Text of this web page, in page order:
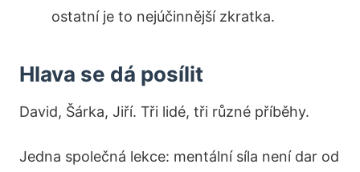
ostatní je to nejúčinnější zkratka.
Hlava se dá posílit
David, Šárka, Jiří. Tři lidé, tři různé příběhy.
Jedna společná lekce: mentální síla není dar od